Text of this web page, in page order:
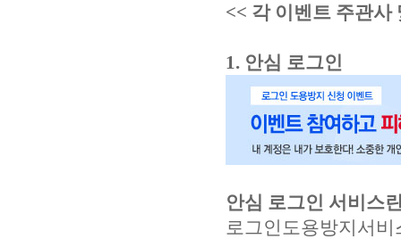
<< 각 이벤트 주관사
1. 안심 로그인
안심 로그인 서비스
로그인도용방지서비